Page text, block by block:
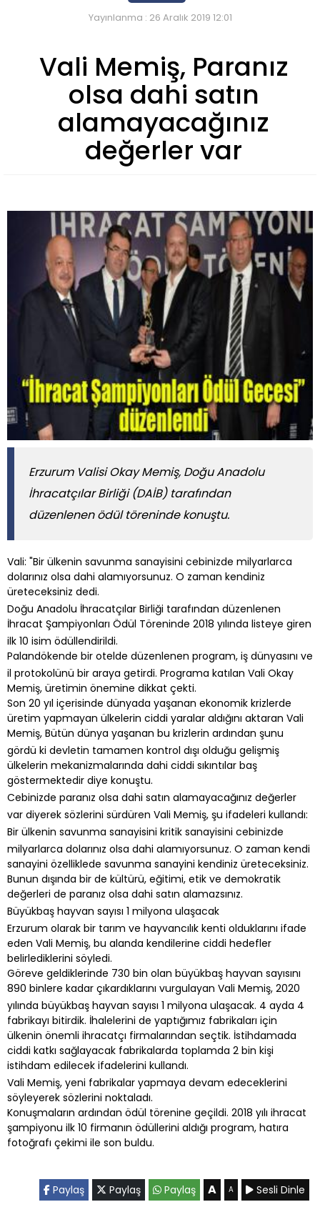
Yayınlanma : 26 Aralık 2019 12:01
Vali Memiş, Paranız
olsa dahi satın
alamayacağınız
değerler var
Erzurum Valisi Okay Memiş, Doğu Anadolu
İhracatçılar Birliği (DAİB) tarafından
düzenlenen ödül töreninde konuştu.
Vali: "Bir ülkenin savunma sanayisini cebinizde milyarlarca
dolarınız olsa dahi alamıyorsunuz. O zaman kendiniz
üreteceksiniz dedi.
Doğu Anadolu İhracatçılar Birliği tarafından düzenlenen
İhracat Şampiyonları Ödül Töreninde 2018 yılında listeye giren
ilk 10 isim ödüllendirildi.
Palandökende bir otelde düzenlenen program, iş dünyasını ve
il protokolünü bir araya getirdi. Programa katılan Vali Okay
Memiş, üretimin önemine dikkat çekti.
Son 20 yıl içerisinde dünyada yaşanan ekonomik krizlerde
üretim yapmayan ülkelerin ciddi yaralar aldığını aktaran Vali
Memiş, Bütün dünya yaşanan bu krizlerin ardından şunu
gördü ki devletin tamamen kontrol dışı olduğu gelişmiş
ülkelerin mekanizmalarında dahi ciddi sıkıntılar baş
göstermektedir diye konuştu.
Cebinizde paranız olsa dahi satın alamayacağınız değerler
var diyerek sözlerini sürdüren Vali Memiş, şu ifadeleri kullandı:
Bir ülkenin savunma sanayisini kritik sanayisini cebinizde
milyarlarca dolarınız olsa dahi alamıyorsunuz. O zaman kendi
sanayini özelliklede savunma sanayini kendiniz üreteceksiniz.
Bunun dışında bir de kültürü, eğitimi, etik ve demokratik
değerleri de paranız olsa dahi satın alamazsınız.
Büyükbaş hayvan sayısı 1 milyona ulaşacak
Erzurum olarak bir tarım ve hayvancılık kenti olduklarını ifade
eden Vali Memiş, bu alanda kendilerine ciddi hedefler
belirlediklerini söyledi.
Göreve geldiklerinde 730 bin olan büyükbaş hayvan sayısını
890 binlere kadar çıkardıklarını vurgulayan Vali Memiş, 2020
yılında büyükbaş hayvan sayısı 1 milyona ulaşacak. 4 ayda 4
fabrikayı bitirdik. İhalelerini de yaptığımız fabrikaları için
ülkenin önemli ihracatçı firmalarından seçtik. İstihdamada
ciddi katkı sağlayacak fabrikalarda toplamda 2 bin kişi
istihdam edilecek ifadelerini kullandı.
Vali Memiş, yeni fabrikalar yapmaya devam edeceklerini
söyleyerek sözlerini noktaladı.
Konuşmaların ardından ödül törenine geçildi. 2018 yılı ihracat
şampiyonu ilk 10 firmanın ödüllerini aldığı program, hatıra
fotoğrafı çekimi ile son buldu.
Paylaş Paylaş Paylaş A A Sesli Dinle